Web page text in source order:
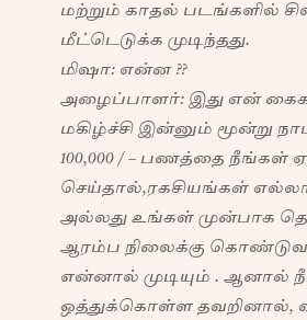
மற்றும் காதல் படங்களில்
மீட்டெடுக்க முடிந்தது.
மிஷா: என்ன ??
அழைப்பாளர்: இது என்
மகிழ்ச்சி இன்னும் மூன்று
100,000 / – பணத்தை நீங்கள்
செய்தால்,ரகசியங்கள்
அல்லது உங்கள் முன்பாக
ஆரம்ப நிலைக்கு கொண்டுவர
என்னால் முடியும் . ஆனால்
ஒத்துக்கொள்ள தவறினால்,